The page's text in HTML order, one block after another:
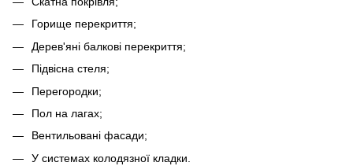
Горище перекриття;
Дерев'яні балкові перекриття;
Підвісна стеля;
Перегородки;
Пол на лагах;
Вентильовані фасади;
У системах колодязної кладки.